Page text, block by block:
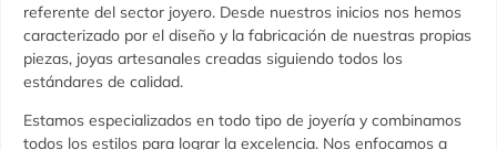
referente del sector joyero. Desde nuestros inicios nos hemos
caracterizado por el diseño y la fabricación de nuestras propias
piezas, joyas artesanales creadas siguiendo todos los
estándares de calidad.
Estamos especializados en todo tipo de joyería y combinamos
todos los estilos para lograr la excelencia. Nos enfocamos a